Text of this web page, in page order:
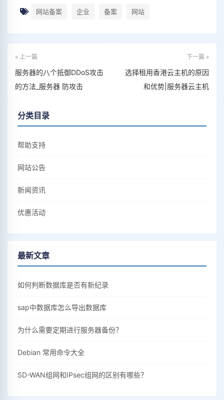
网站备案 企业 备案 网站
« 上一篇
服务器的八个抵御DDoS攻击
的方法_服务器 防攻击
下一篇 »
选择租用香港云主机的原因
和优势|服务器云主机
分类目录
帮助支持
网站公告
新闻资讯
优惠活动
最新文章
如何判断数据库是否有新纪录
sap中数据库怎么导出数据库
为什么需要定期进行服务器备份？
Debian 常用命令大全
SD-WAN组网和IPsec组网的区别有哪些？